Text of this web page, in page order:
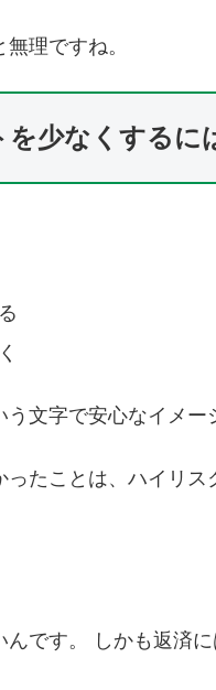
理ですね。
少なくするに
文字で安心なイメー
たことは、ハイリ
です。 しかも返済に